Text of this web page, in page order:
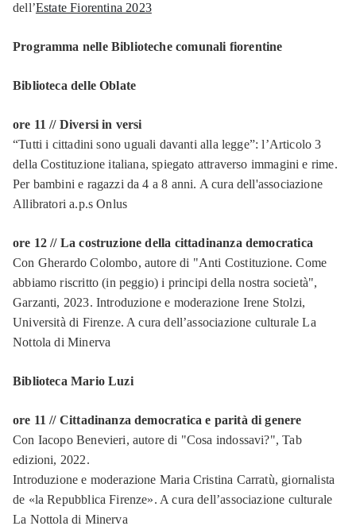
dell’Estate Fiorentina 2023
Programma nelle Biblioteche comunali fiorentine
Biblioteca delle Oblate
ore 11 // Diversi in versi
“Tutti i cittadini sono uguali davanti alla legge”: l’Articolo 3
della Costituzione italiana, spiegato attraverso immagini e rime.
Per bambini e ragazzi da 4 a 8 anni. A cura dell'associazione
Allibratori a.p.s Onlus
ore 12 // La costruzione della cittadinanza democratica
Con Gherardo Colombo, autore di "Anti Costituzione. Come
abbiamo riscritto (in peggio) i principi della nostra società",
Garzanti, 2023. Introduzione e moderazione Irene Stolzi,
Università di Firenze. A cura dell’associazione culturale La
Nottola di Minerva
Biblioteca Mario Luzi
ore 11 // Cittadinanza democratica e parità di genere
Con Iacopo Benevieri, autore di "Cosa indossavi?", Tab
edizioni, 2022.
Introduzione e moderazione Maria Cristina Carratù, giornalista
de «la Repubblica Firenze». A cura dell’associazione culturale
La Nottola di Minerva